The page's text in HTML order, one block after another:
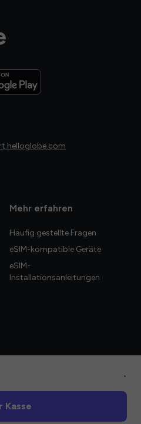
Mehr erfahren
Häufig gestellte Fragen
eSIM-kompatible Geräte
eSIM-
Installationsanleitungen
•
Kasse